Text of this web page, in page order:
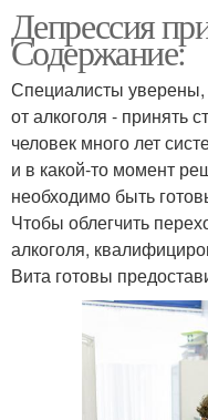
Депрессия
Содержание:
Специалисты
от алкоголя - принять
человек много лет
и в какой-то момент
необходимо быть
Чтобы облегчить
алкоголя,
Вита готовы